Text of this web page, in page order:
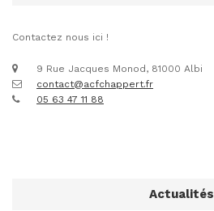
Contactez nous ici !
9 Rue Jacques Monod, 81000 Albi
contact@acfchappert.fr
05 63 47 11 88
Actualités